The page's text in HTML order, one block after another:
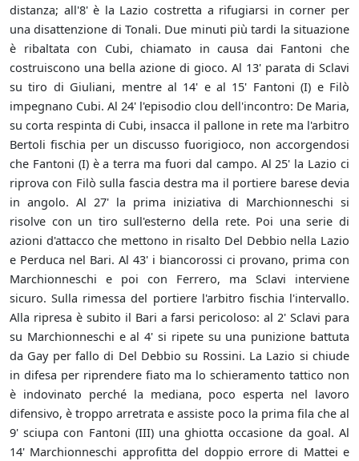
distanza; all'8' è la Lazio costretta a rifugiarsi in corner per
una disattenzione di Tonali. Due minuti più tardi la situazione
è ribaltata con Cubi, chiamato in causa dai Fantoni che
costruiscono una bella azione di gioco. Al 13' parata di Sclavi
su tiro di Giuliani, mentre al 14' e al 15' Fantoni (I) e Filò
impegnano Cubi. Al 24' l'episodio clou dell'incontro: De Maria,
su corta respinta di Cubi, insacca il pallone in rete ma l'arbitro
Bertoli fischia per un discusso fuorigioco, non accorgendosi
che Fantoni (I) è a terra ma fuori dal campo. Al 25' la Lazio ci
riprova con Filò sulla fascia destra ma il portiere barese devia
in angolo. Al 27' la prima iniziativa di Marchionneschi si
risolve con un tiro sull'esterno della rete. Poi una serie di
azioni d'attacco che mettono in risalto Del Debbio nella Lazio
e Perduca nel Bari. Al 43' i biancorossi ci provano, prima con
Marchionneschi e poi con Ferrero, ma Sclavi interviene
sicuro. Sulla rimessa del portiere l'arbitro fischia l'intervallo.
Alla ripresa è subito il Bari a farsi pericoloso: al 2' Sclavi para
su Marchionneschi e al 4' si ripete su una punizione battuta
da Gay per fallo di Del Debbio su Rossini. La Lazio si chiude
in difesa per riprendere fiato ma lo schieramento tattico non
è indovinato perché la mediana, poco esperta nel lavoro
difensivo, è troppo arretrata e assiste poco la prima fila che al
9' sciupa con Fantoni (III) una ghiotta occasione da goal. Al
14' Marchionneschi approfitta del doppio errore di Mattei e